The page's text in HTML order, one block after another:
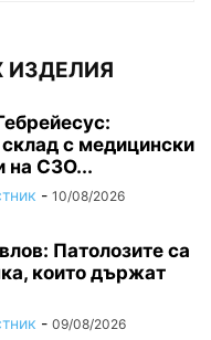
ИЗДЕЛИЯ
с медицински
на СЗО...
- 10/08/2026
Патолозите са
които държат
- 09/08/2026